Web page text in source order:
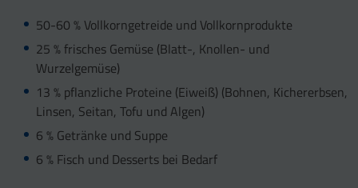
50-60 % Vollkorngetreide und Vollkornprodukte
25 % frisches Gemüse (Blatt-, Knollen- und
Wurzelgemüse)
13 % pflanzliche Proteine (Eiweiß) (Bohnen, Kichererbsen,
Linsen, Seitan, Tofu und Algen)
6 % Getränke und Suppe
6 % Fisch und Desserts bei Bedarf